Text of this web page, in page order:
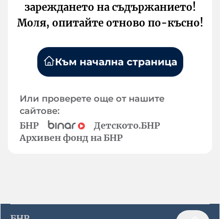
зареждането на съдържанието!
Моля, опитайте отново по-късно!
Към начална страница
Или проверете още от нашите
сайтове:
БНР
Детското.БНР
Архивен фонд на БНР